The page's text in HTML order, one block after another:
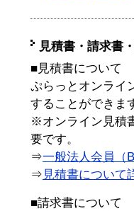
見積書・請求書
■見積書について
ぷらっとオンライ
することができま
※オンライン見積
要です。
⇒一般法人会員（
⇒ 見積書について
■請求書について